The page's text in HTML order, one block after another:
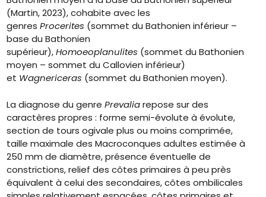
(Martin, 2023), cohabite avec les
genresProcerites (sommet du Bathonien inférieur –
base du Bathonien
supérieur),Homoeoplanulites (sommet du Bathonien
moyen – sommet du Callovien inférieur)
et Wagnericeras (sommet du Bathonien moyen).
La diagnose du genrePrevaliarepose sur des
caractères propres : forme semi-évolute à évolute,
section de tours ogivale plus ou moins comprimée,
taille maximale des Macroconques adultes estimée à
250 mm de diamètre, présence éventuelle de
constrictions, relief des côtes primaires à peu près
équivalent à celui des secondaires, côtes ombilicales